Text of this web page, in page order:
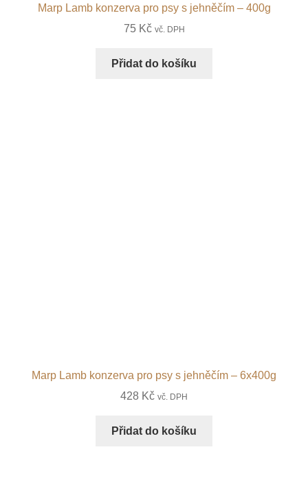
Marp Lamb konzerva pro psy s jehněčím – 400g
75 Kč vč. DPH
Přidat do košíku
Marp Lamb konzerva pro psy s jehněčím – 6x400g
428 Kč vč. DPH
Přidat do košíku